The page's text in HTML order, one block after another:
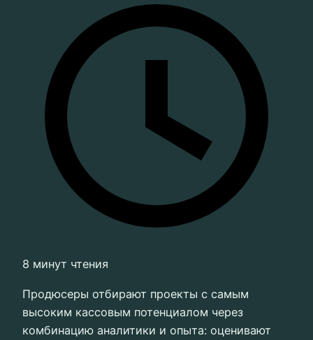
8 минут чтения
Продюсеры отбирают проекты с самым
высоким кассовым потенциалом через
комбинацию аналитики и опыта: оценивают